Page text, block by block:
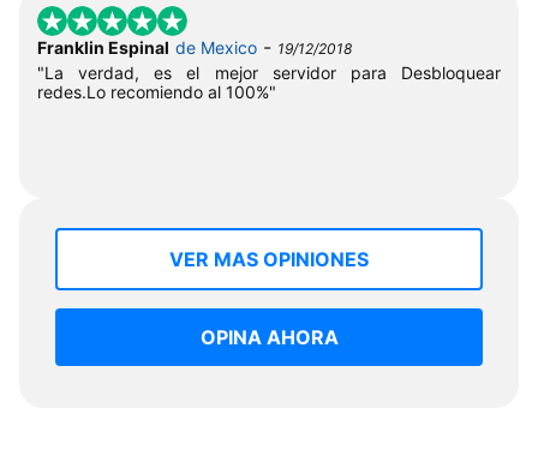
Franklin Espinal de Mexico - 19/12/2018
"La verdad, es el mejor servidor para Desbloquear
redes.Lo recomiendo al 100%"
VER MAS OPINIONES
OPINA AHORA